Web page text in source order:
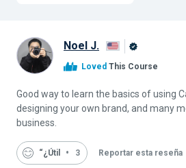
Noel J.
Graduado
Alison
Loved This Course
Good way to learn the basics of using
designing your own brand, and many
business.
“¿Útil 3 Reportar esta reseña